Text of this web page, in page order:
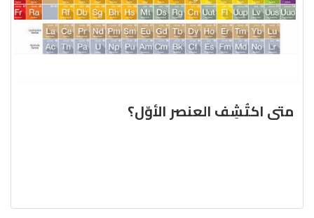
متى اكتُشِف العنصر الأوّل؟